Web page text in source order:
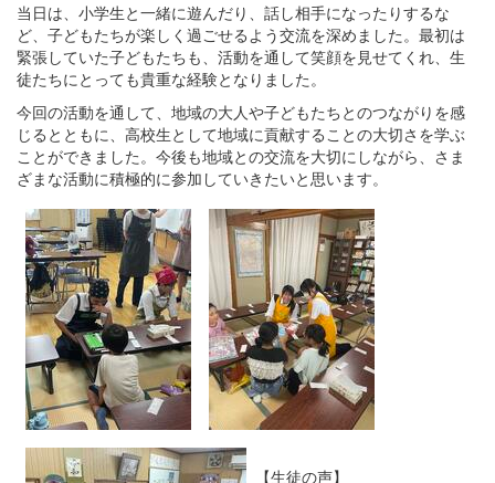
当日は、小学生と一緒に遊んだり、話し相手になったりするな
ど、子どもたちが楽しく過ごせるよう交流を深めました。最初は
緊張していた子どもたちも、活動を通して笑顔を見せてくれ、生
徒たちにとっても貴重な経験となりました。
今回の活動を通して、地域の大人や子どもたちとのつながりを感
じるとともに、高校生として地域に貢献することの大切さを学ぶ
ことができました。今後も地域との交流を大切にしながら、さま
ざまな活動に積極的に参加していきたいと思います。
【生徒の声】